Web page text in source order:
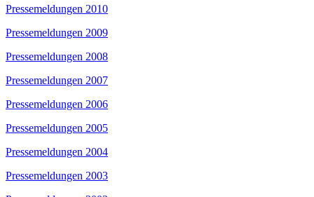
Pressemeldungen 2010
Pressemeldungen 2009
Pressemeldungen 2008
Pressemeldungen 2007
Pressemeldungen 2006
Pressemeldungen 2005
Pressemeldungen 2004
Pressemeldungen 2003